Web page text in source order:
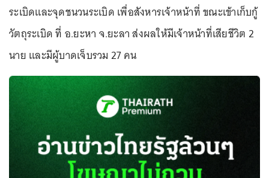
ระเบิดและจุดชนวนระเบิด เพื่อสังหารเจ้าหน้าที่ ขณะเข้าเก็บกู้
วัตถุระเบิด ที่ อ.ยะหา จ.ยะลา ส่งผลให้มีเจ้าหน้าที่เสียชีวิต 2
นาย และมีผู้บาดเจ็บรวม 27 คน